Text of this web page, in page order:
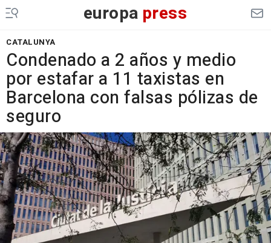
europa press
CATALUNYA
Condenado a 2 años y medio
por estafar a 11 taxistas en
Barcelona con falsas pólizas de
seguro